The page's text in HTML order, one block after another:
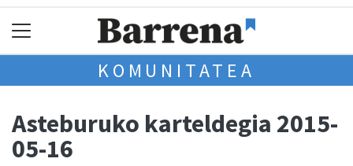
KOMUNITATEA
Asteburuko karteldegia 2015-
05-16